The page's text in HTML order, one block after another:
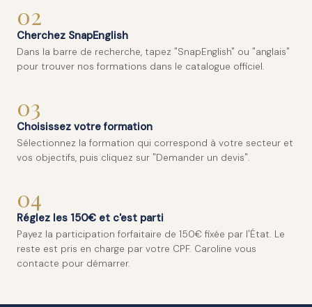
02
Cherchez SnapEnglish
Dans la barre de recherche, tapez "SnapEnglish" ou "anglais"
pour trouver nos formations dans le catalogue officiel.
03
Choisissez votre formation
Sélectionnez la formation qui correspond à votre secteur et
vos objectifs, puis cliquez sur "Demander un devis".
04
Réglez les 150€ et c'est parti
Payez la participation forfaitaire de 150€ fixée par l'État. Le
reste est pris en charge par votre CPF. Caroline vous
contacte pour démarrer.